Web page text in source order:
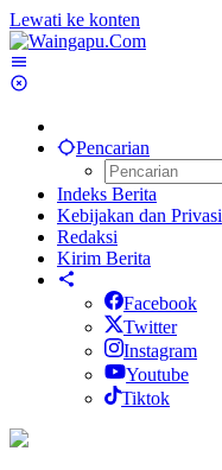
Lewati ke konten
Pencarian
Indeks Berita
Kebijakan dan Privasi
Redaksi
Kirim Berita
Facebook
Twitter
Instagram
Youtube
Tiktok